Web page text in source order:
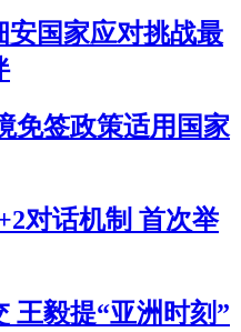
安国家应对挑战最
免签政策适用国家
对话机制 首次举
王毅提“亚洲时刻”